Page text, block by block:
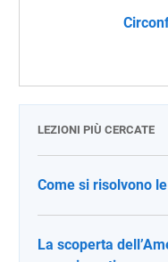
LEZIONI PIÙ CERCATE
Come si risolvono
La scoperta